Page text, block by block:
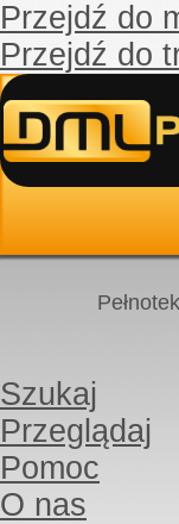
Przejdź do
Przejdź do
Szukaj
Przeglądaj
Pomoc
O nas